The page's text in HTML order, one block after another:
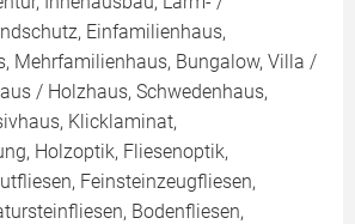
Einfamilienhaus,
Mehrfamilienhaus, Bungalow, Villa /
/ Holzhaus, Schwedenhaus,
Klicklaminat,
Holzoptik, Fliesenoptik,
Feinsteinzeugfliesen,
Bodenfliesen,